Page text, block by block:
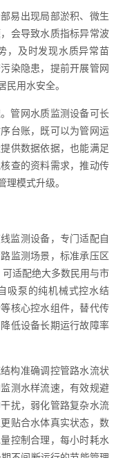
易出现局部淤积、微生
会导致水质指标异常波
，及时发现水质异常苗
染隐患，提前开展管网
用水安全。
管网水质监测设备可长
台账，既可以为管网运
供数据依据，也能满足
查的资料需求，推动传
模式升级。
监测设备，专门适配自
监测场景，标准承压区
适配绝大多数民用与市
吸泵的纯机械式控水结
核心控水组件，替代传
低设备长期运行故障率
构准确调控管路水流状
测水样流速，有效规避
扰，弱化管路复杂水流
贴合水体真实状态，数
控制合理，每小时耗水